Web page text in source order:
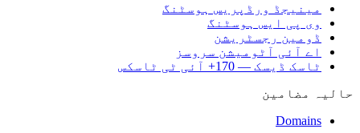
مینیجڈ ورڈپریس ہوسٹنگ
وی پی ایس ہوسٹنگ
ڈومین رجسٹریشن
اے آئی آٹومیشن سروسز
ٹاسک ڈیسک — 170+ آئی ٹی ٹاسکس
حالیہ مضامین
Domains